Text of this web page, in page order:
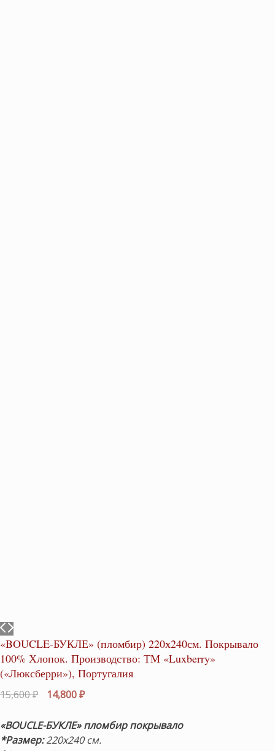
«BOUCLE-БУКЛЕ» (пломбир) 220х240см. Покрывало
100% Хлопок. Производство: ТМ «Luxberry»
(«Люксберри»), Португалия
15,600₽
Первоначальная
составляла
15,600 ₽.
14,800₽Текущая
14,800 ₽.
«BOUCLE-БУКЛЕ» пломбирпокрывало
*Размер:220х240 см.